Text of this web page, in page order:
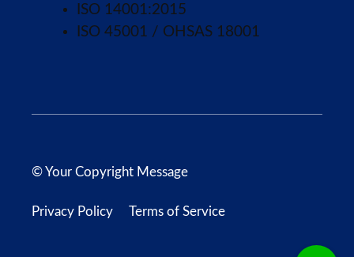
ISO 14001:2015
ISO 45001 / OHSAS 18001
© Your Copyright Message
Privacy Policy Terms of Service